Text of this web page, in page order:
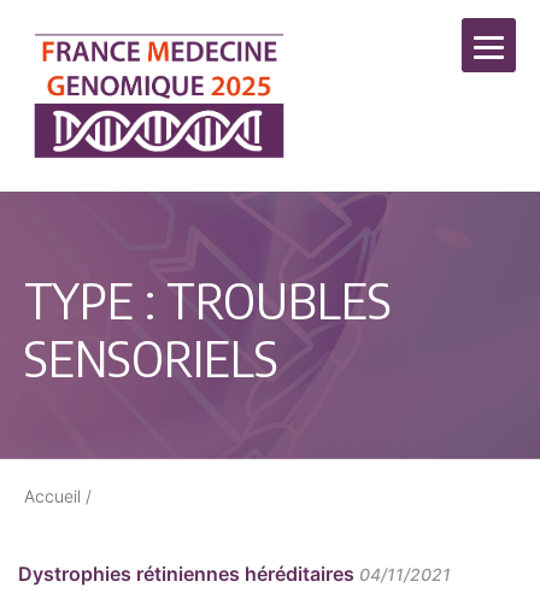
TYPE : TROUBLES
SENSORIELS
Accueil /
Dystrophies rétiniennes héréditaires 04/11/2021